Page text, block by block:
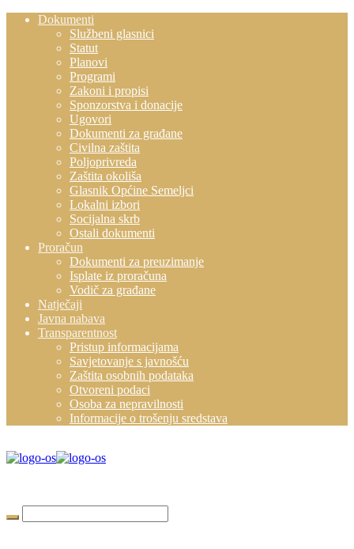
Dokumenti
Službeni glasnici
Statut
Planovi
Programi
Zakoni i propisi
Sponzorstva i donacije
Ugovori
Dokumenti za građane
Civilna zaštita
Poljoprivreda
Zaštita okoliša
Glasnik Općine Semeljci
Lokalni izbori
Socijalna skrb
Ostali dokumenti
Proračun
Dokumenti za preuzimanje
Isplate iz proračuna
Vodič za građane
Natječaji
Javna nabava
Transparentnost
Pristup informacijama
Savjetovanje s javnošću
Zaštita osobnih podataka
Otvoreni podaci
Osoba za nepravilnosti
Informacije o trošenju sredstava